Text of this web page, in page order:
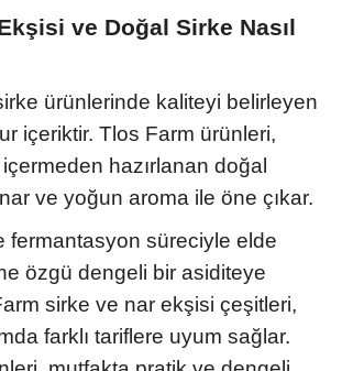
ve Doğal Sirke Nasıl
ürünlerinde kaliteyi belirleyen
içeriktir. Tlos Farm ürünleri,
hazırlanan doğal
ve yoğun aroma ile öne çıkar.
fermantasyon süreciyle elde
özgü dengeli bir asiditeye
sirke ve nar ekşisi çeşitleri,
farklı tariflere uyum sağlar.